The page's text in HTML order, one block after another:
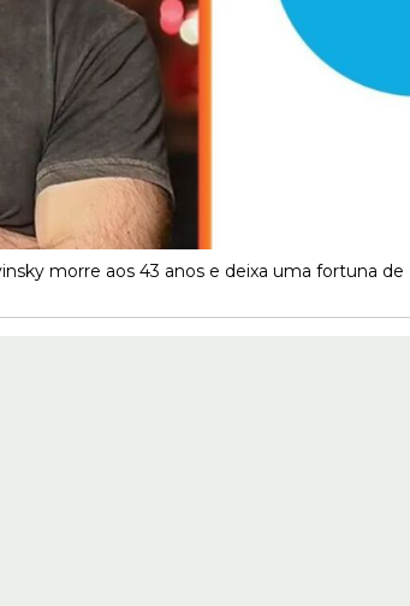
morre aos 43 anos e deixa uma fortuna